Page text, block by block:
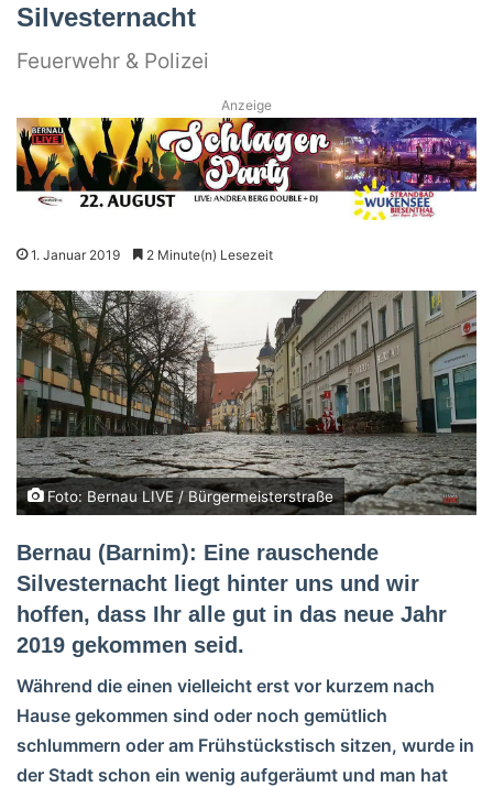
Silvesternacht
Feuerwehr & Polizei
Anzeige
1. Januar 2019 2 Minute(n) Lesezeit
Foto: Bernau LIVE / Bürgermeisterstraße
Bernau (Barnim): Eine rauschende
Silvesternacht liegt hinter uns und wir
hoffen, dass Ihr alle gut in das neue Jahr
2019 gekommen seid.
Während die einen vielleicht erst vor kurzem nach
Hause gekommen sind oder noch gemütlich
schlummern oder am Frühstückstisch sitzen, wurde in
der Stadt schon ein wenig aufgeräumt und man hat